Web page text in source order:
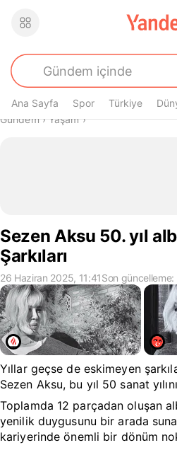
Ana Sayfa Spor Türkiye
Buradasın
Gündem› Yaşam›
Sezen Aksu 50. yıl
Şarkıları
26 Haziran 2025, 11:41Son
Yıllar geçse de eskimeyen
Sezen Aksu, bu yıl 50 sanat
Toplamda 12 parçadan oluşan
yenilik duygusunu bir arada
kariyerinde önemli bir dönüm